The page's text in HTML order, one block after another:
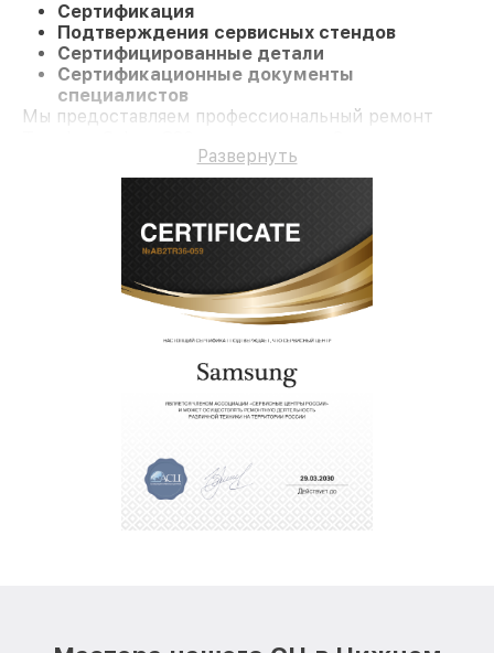
Сертификация
Подтверждения сервисных стендов
Сертифицированные детали
Сертификационные документы
специалистов
Мы предоставляем профессиональный ремонт
Развернуть